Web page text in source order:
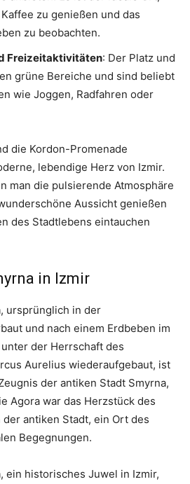
zu genießen und das
zu beobachten.
Freizeitaktivitäten: Der Platz und
grüne Bereiche und sind beliebt
wie Joggen, Radfahren oder
die Kordon-Promenade
lebendige Herz von Izmir.
man die pulsierende Atmosphäre
Aussicht genießen
des Stadtlebens eintauchen
in Izmir
ursprünglich in der
und nach einem Erdbeben im
der Herrschaft des
Aurelius wiederaufgebaut, ist
der antiken Stadt Smyrna,
Agora war das Herzstück des
antiken Stadt, ein Ort des
Begegnungen.
ein historisches Juwel in Izmir,